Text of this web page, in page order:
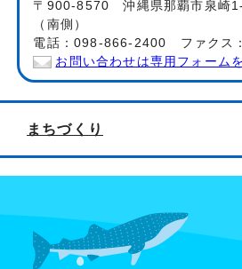
〒900-8570 沖縄県那覇市泉崎
（南側）
電話：098-866-2400 ファクス
お問い合わせは専用フォーム
まちづくり